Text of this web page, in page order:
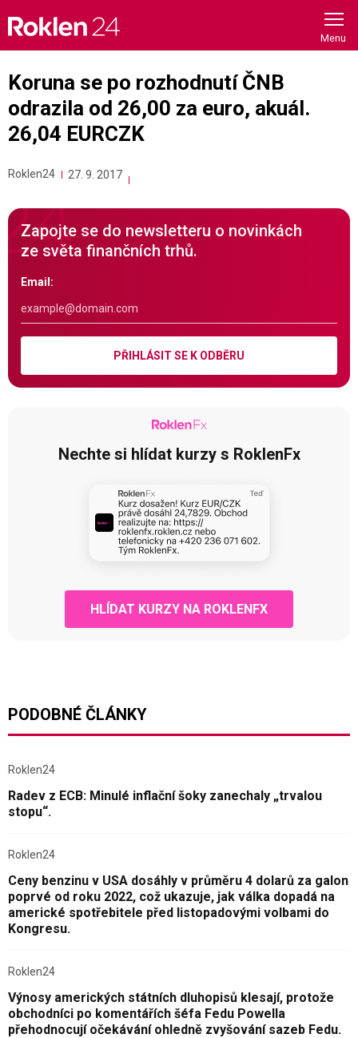
content
Koruna se po rozhodnutí ČNB
odrazila od 26,00 za euro, akuál.
26,04 EURCZK
Roklen24 27. 9. 2017
Zapojte se do newsletteru o novinkách
ze světa finančních trhů.
Email:
PŘIHLÁSIT SE K ODBĚRU
Nechte si hlídat kurzy s RoklenFx
HLÍDAT KURZY NA ROKLENFX
PODOBNÉ ČLÁNKY
Roklen24
Radev z ECB: Minulé inflační šoky zanechaly „trvalou
stopu“.
Roklen24
Ceny benzinu v USA dosáhly v průměru 4 dolarů za galon
poprvé od roku 2022, což ukazuje, jak válka dopadá na
americké spotřebitele před listopadovými volbami do
Kongresu.
Roklen24
Výnosy amerických státních dluhopisů klesají, protože
obchodníci po komentářích šéfa Fedu Powella
přehodnocují očekávání ohledně zvyšování sazeb Fedu.